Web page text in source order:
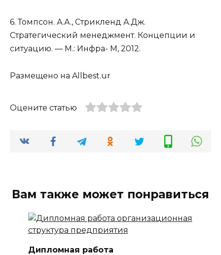
6. Томпсон. А.А., Стрикленд А.Дж.
Стратегический менеджмент. Концепции и
ситуацию. — М.: Инфра- М, 2012.
Размещено на Allbest.ur
Оцените статью
Вам также может понравиться
Дипломная работа